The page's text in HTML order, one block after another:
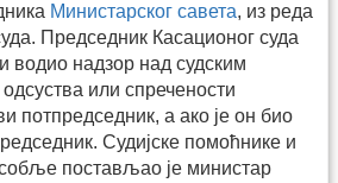
Министарског савета, из реда
Председник Касационог суда
водио надзор над судским
или спречености
потпредседник, а ако је он био
Судијске помоћнике и
постављао је министар